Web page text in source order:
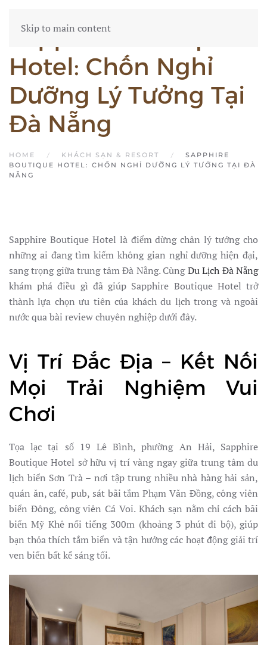
Skip to main content
Sapphire Boutique
Hotel: Chốn Nghỉ
Dưỡng Lý Tưởng Tại
Đà Nẵng
HOME KHÁCH SẠN & RESORT
SAPPHIRE
BOUTIQUE HOTEL: CHỐN NGHỈ DƯỠNG LÝ TƯỞNG TẠI ĐÀ
NẴNG
Sapphire Boutique Hotel là điểm dừng chân lý tưởng cho
những ai đang tìm kiếm không gian nghỉ dưỡng hiện đại,
sang trọng giữa trung tâm Đà Nẵng. CùngDu Lịch Đà Nẵng
khám phá điều gì đã giúp Sapphire Boutique Hotel trở
thành lựa chọn ưu tiên của khách du lịch trong và ngoài
nước qua bài review chuyên nghiệp dưới đây.
Vị Trí Đắc Địa – Kết Nối
Mọi Trải Nghiệm Vui
Chơi
Tọa lạc tại số 19 Lê Bình, phường An Hải, Sapphire
Boutique Hotel sở hữu vị trí vàng ngay giữa trung tâm du
lịch biển Sơn Trà – nơi tập trung nhiều nhà hàng hải sản,
quán ăn, café, pub, sát bãi tắm Phạm Văn Đồng, công viên
biển Đông, công viên Cá Voi. Khách sạn nằm chỉ cách bãi
biển Mỹ Khê nổi tiếng 300m (khoảng 3 phút đi bộ), giúp
bạn thỏa thích tắm biển và tận hưởng các hoạt động giải trí
ven biển bất kể sáng tối.